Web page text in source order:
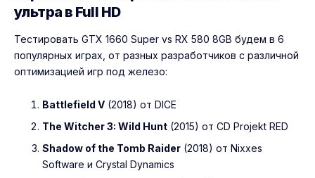
ультра в Full HD
Тестировать GTX 1660 Super vs RX 580 8GB будем в 6
популярных играх, от разных разработчиков с различной
оптимизацией игр под железо:
Battlefield V (2018) от DICE
The Witcher 3: Wild Hunt (2015) от CD Projekt RED
Shadow of the Tomb Raider (2018) от Nixxes
Software и Crystal Dynamics